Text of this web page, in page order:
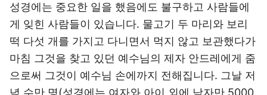
성경에는 중요한 일을 했음에도 불구하고 사람들에
게 잊힌 사람들이 있습니다. 물고기 두 마리와 보리
떡 다섯 개를 가지고 다니면서 먹지 않고 보관했다가
마침 그것을 찾고 있던 예수님의 제자 안드레에게 줌
으로써 그것이 예수님 손에까지 전해집니다. 그날 저
녁 수만 명(성경에는 여자와 아이 외에 남자만 5000